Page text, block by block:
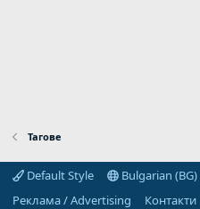
Тагове
Default Style
Bulgarian (BG)
Реклама / Advertising
Контакти